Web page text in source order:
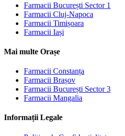
Farmacii București Sector 1
Farmacii Cluj-Napoca
Farmacii Timișoara
Farmacii Iași
Mai multe Orașe
Farmacii Constanța
Farmacii Brașov
Farmacii București Sector 3
Farmacii Mangalia
Informații Legale